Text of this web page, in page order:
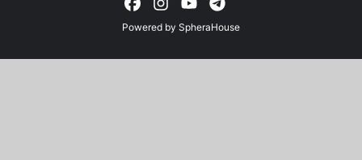
Powered by SpheraHouse